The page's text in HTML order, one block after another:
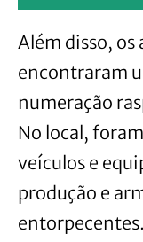
Além disso,
encontraram
numeração
No local,
veículos e
produção e
entorpecentes.